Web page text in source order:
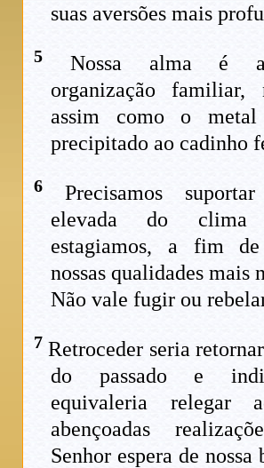
suas aversões mais
5 Nossa alma é
organização familiar,
assim como o
precipitado ao cadinho
6 Precisamos
elevada do
estagiamos, a fim
nossas qualidades mais
Não vale fugir ou
7 Retroceder seria
do passado e
equivaleria relegar
abençoadas
Senhor espera de nossa